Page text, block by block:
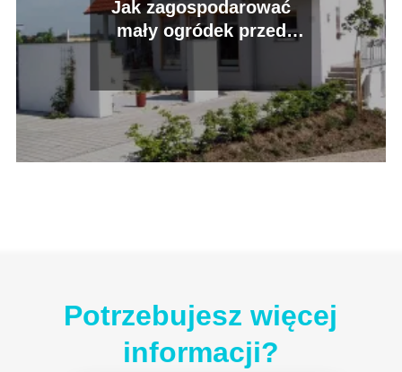
Jak zagospodarować
mały ogródek przed
domem szeregowym?
Potrzebujesz więcej
informacji?